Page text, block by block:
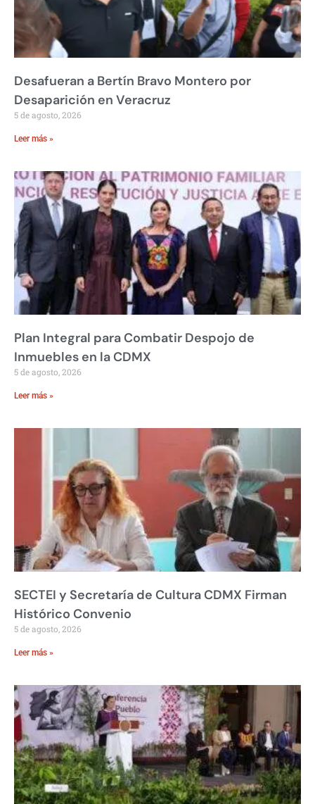
Desafueran a Bertín Bravo Montero por
Desaparición en Veracruz
5 de agosto, 2026
Leer más »
Plan Integral para Combatir Despojo de
Inmuebles en la CDMX
5 de agosto, 2026
Leer más »
SECTEI y Secretaría de Cultura CDMX Firman
Histórico Convenio
5 de agosto, 2026
Leer más »